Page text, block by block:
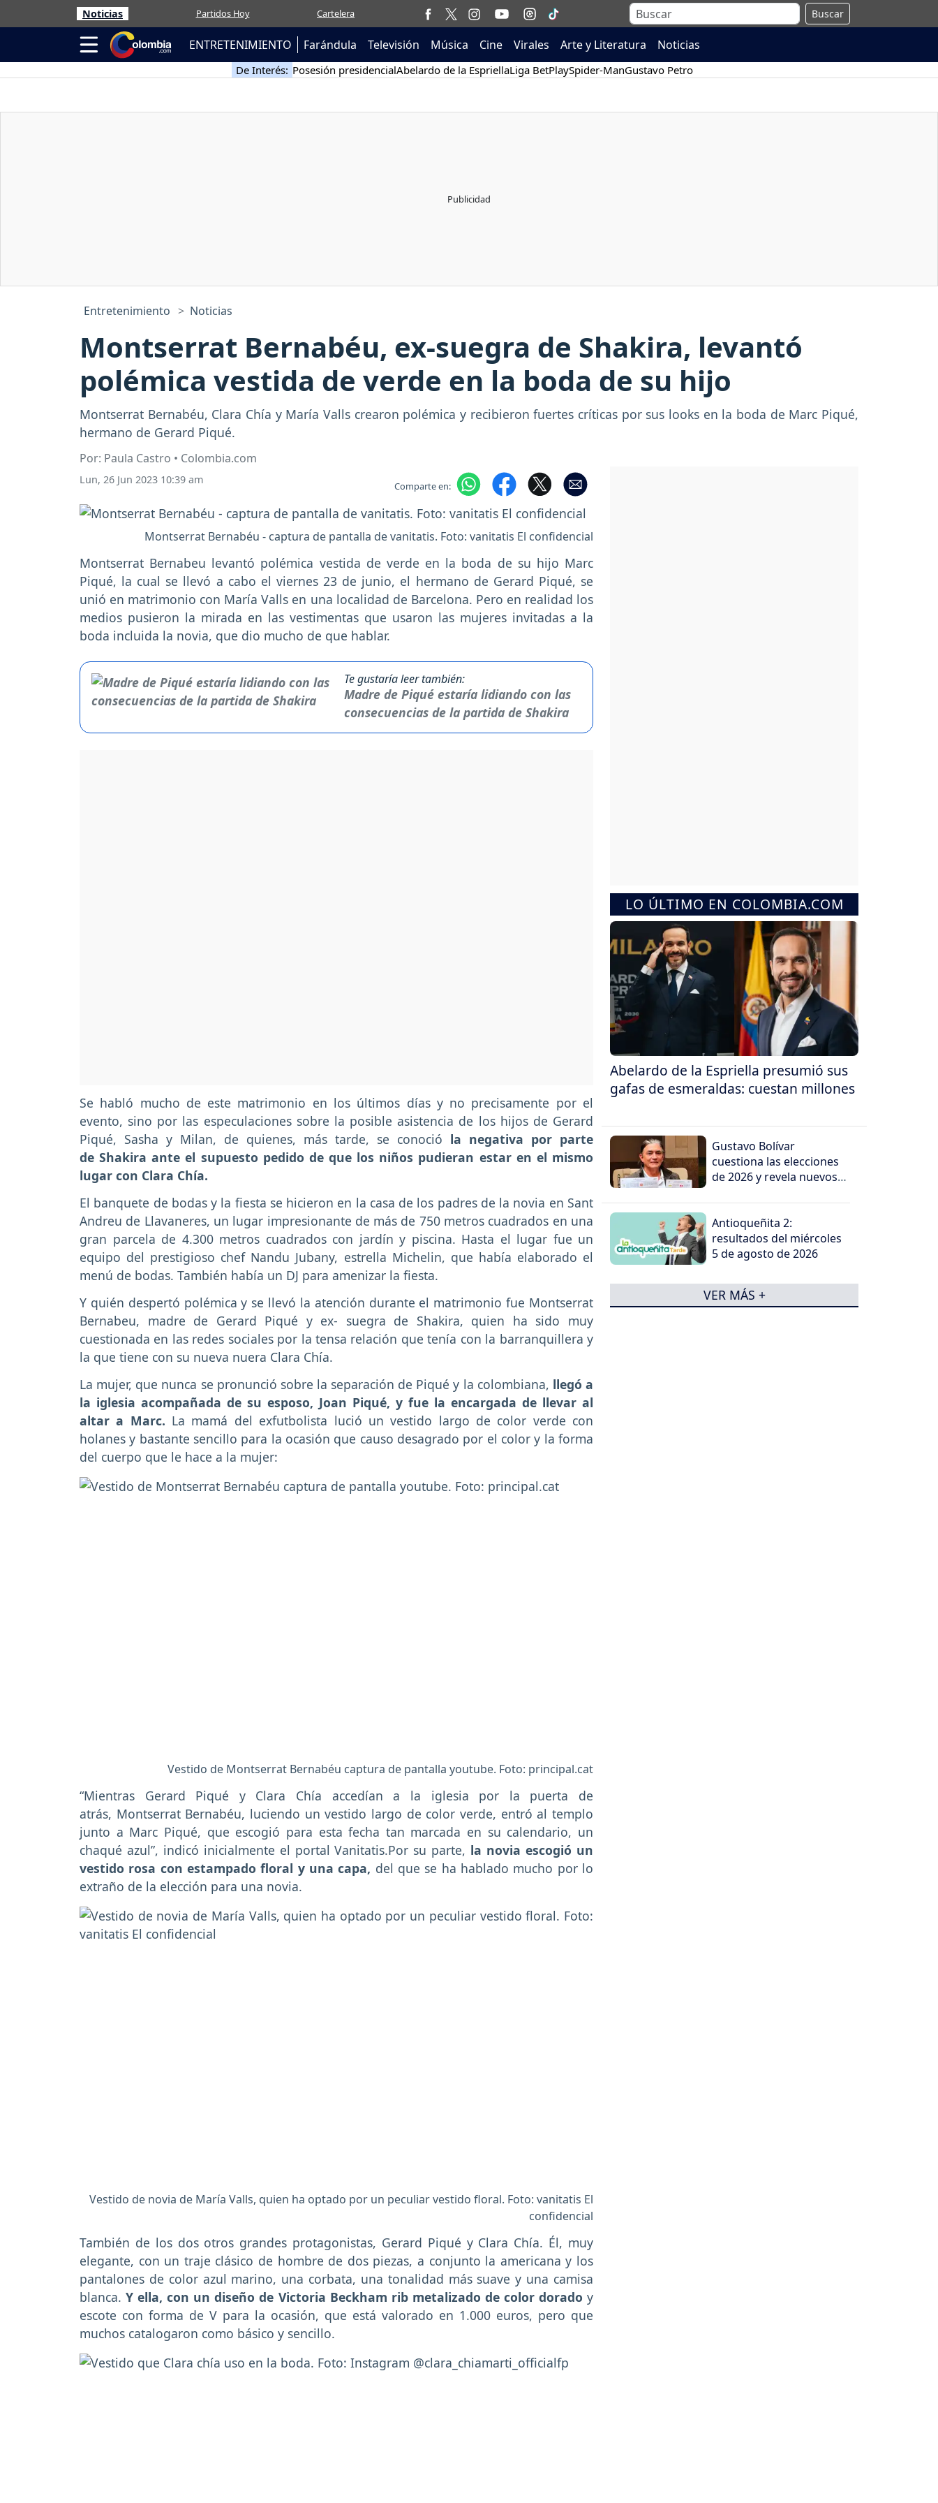
Noticias Partidos Hoy Cartelera Buscar
ENTRETENIMIENTO Farándula Televisión Música Cine Virales Arte y Literatura Noticias
De Interés: Posesión presidencialAbelardo de la EspriellaLiga BetPlaySpider-ManGustavo Petro
Entretenimiento Noticias
Montserrat Bernabéu, ex-suegra de Shakira, levantó
polémica vestida de verde en la boda de su hijo
Montserrat Bernabéu, Clara Chía y María Valls crearon polémica y recibieron fuertes críticas por sus looks en la boda de Marc Piqué,
hermano de Gerard Piqué.
Por: Paula Castro • Colombia.com
Lun, 26 Jun 2023 10:39 am Comparte en:
Montserrat Bernabéu - captura de pantalla de vanitatis. Foto: vanitatis El confidencial
Montserrat Bernabeu levantó polémica vestida de verde en la boda de su hijo Marc
Piqué, la cual se llevó a cabo el viernes 23 de junio, el hermano de Gerard Piqué, se
unió en matrimonio con María Valls en una localidad de Barcelona. Pero en realidad los
medios pusieron la mirada en las vestimentas que usaron las mujeres invitadas a la
boda incluida la novia, que dio mucho de que hablar.
Te gustaría leer también:
Madre de Piqué estaría lidiando con las
consecuencias de la partida de Shakira
Se habló mucho de este matrimonio en los últimos días y no precisamente por el
evento, sino por las especulaciones sobre la posible asistencia de los hijos de Gerard
Piqué, Sasha y Milan, de quienes, más tarde, se conoció la negativa por parte
de Shakira ante el supuesto pedido de que los niños pudieran estar en el mismo
lugar con Clara Chía.
El banquete de bodas y la fiesta se hicieron en la casa de los padres de la novia en Sant
Andreu de Llavaneres, un lugar impresionante de más de 750 metros cuadrados en una
gran parcela de 4.300 metros cuadrados con jardín y piscina. Hasta el lugar fue un
equipo del prestigioso chef Nandu Jubany, estrella Michelin, que había elaborado el
menú de bodas. También había un DJ para amenizar la fiesta.
Y quién despertó polémica y se llevó la atención durante el matrimonio fue Montserrat
Bernabeu, madre de Gerard Piqué y ex- suegra de Shakira, quien ha sido muy
cuestionada en las redes sociales por la tensa relación que tenía con la barranquillera y
la que tiene con su nueva nuera Clara Chía.
La mujer, que nunca se pronunció sobre la separación de Piqué y la colombiana, llegó a
la iglesia acompañada de su esposo, Joan Piqué, y fue la encargada de llevar al
altar a Marc. La mamá del exfutbolista lució un vestido largo de color verde con
holanes y bastante sencillo para la ocasión que causo desagrado por el color y la forma
del cuerpo que le hace a la mujer:
Vestido de Montserrat Bernabéu captura de pantalla youtube. Foto: principal.cat
“Mientras Gerard Piqué y Clara Chía accedían a la iglesia por la puerta de
atrás, Montserrat Bernabéu, luciendo un vestido largo de color verde, entró al templo
junto a Marc Piqué, que escogió para esta fecha tan marcada en su calendario, un
chaqué azul”, indicó inicialmente el portal Vanitatis.Por su parte, la novia escogió un
vestido rosa con estampado floral y una capa, del que se ha hablado mucho por lo
extraño de la elección para una novia.
Vestido de novia de María Valls, quien ha optado por un peculiar vestido floral. Foto: vanitatis El
confidencial
También de los dos otros grandes protagonistas, Gerard Piqué y Clara Chía. Él, muy
elegante, con un traje clásico de hombre de dos piezas, a conjunto la americana y los
pantalones de color azul marino, una corbata, una tonalidad más suave y una camisa
blanca. Y ella, con un diseño de Victoria Beckham rib metalizado de color dorado y
escote con forma de V para la ocasión, que está valorado en 1.000 euros, pero que
muchos catalogaron como básico y sencillo.
LO ÚLTIMO EN COLOMBIA.COM
Abelardo de la Espriella presumió sus
gafas de esmeraldas: cuestan millones
Gustavo Bolívar
cuestiona las elecciones
de 2026 y revela nuevos
fraude
Antioqueñita 2:
resultados del miércoles
5 de agosto de 2026
VER MÁS +